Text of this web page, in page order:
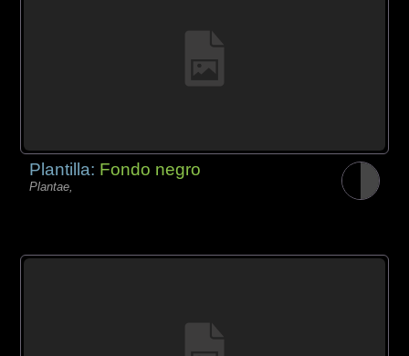
Plantilla: Fondo negro
Plantae,